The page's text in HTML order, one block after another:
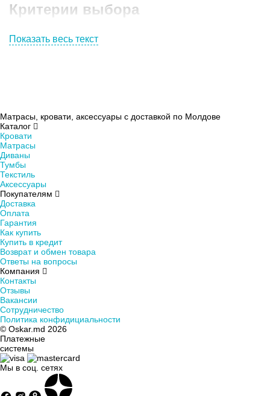
Критерии выбора
Итак, чтобы сделать правильный выбор, нужно знать, как
Материал.
Мы предлагаем изделия сон следующими наполнителями:
Лебяжий пух - такие изделия легко возвращают
первоначальную форму, не формируют комков после
стирки, имеют нейтральный запах и небольшой вес. Их
Бамбуковое волокно - такие модели имеют высокую
воздухонепроницаемость, они не вызывают потливости,
быстро поглощают влагу, отлично держат форму, не
скапливают запахи, не вызывают аллергию и легки в
уходе.
Верблюжья шерсть - имеют хорошую терморегуляцию,
небольшую массу, не скапливают статическое
электричество, пропускают воздух и положительно
влияют на организм человека во время отдыха,
благодаря ланолину, который присутствует в шерсти.
Гусиный пух - природный материал, который отлично
поглощает и испаряет влагу. Такие изделия создают
прохладу летом и сохраняют тепло зимой. Они мягкие,
Показать весь текст
Матрасы, кровати, аксессуары с доставкой по Молдове
Каталог
Кровати
Матрасы
Диваны
Тумбы
Текстиль
Аксессуары
Покупателям
Доставка
Оплата
Гарантия
Как купить
Купить в кредит
Возврат и обмен товара
Ответы на вопросы
Компания
Контакты
Отзывы
Вакансии
Сотрудничество
Политика конфидициальности
© Oskar.md 2026
Платежные
системы
Мы в соц. сетях